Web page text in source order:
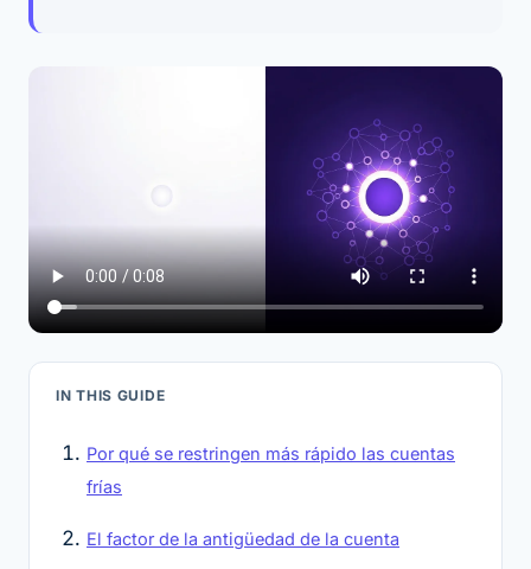
IN THIS GUIDE
Por qué se restringen más rápido las cuentas
frías
El factor de la antigüedad de la cuenta